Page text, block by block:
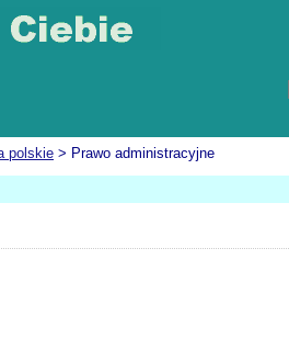
polskie > Prawo administracyjne